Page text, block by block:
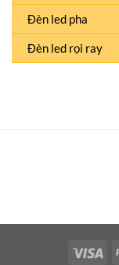
Đèn led pha
Đèn led rọi ray